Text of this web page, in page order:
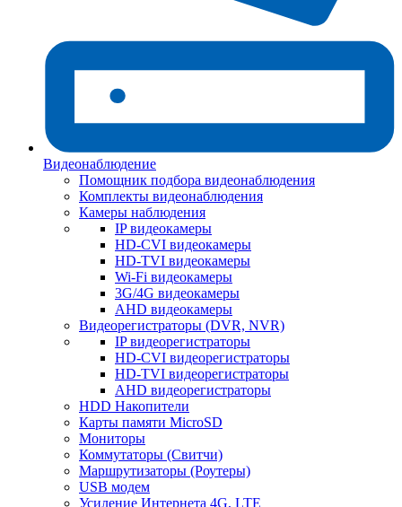
Видеонаблюдение
Помощник подбора видеонаблюдения
Комплекты видеонаблюдения
Камеры наблюдения
IP видеокамеры
HD-CVI видеокамеры
HD-TVI видеокамеры
Wi-Fi видеокамеры
3G/4G видеокамеры
AHD видеокамеры
Видеорегистраторы (DVR, NVR)
IP видеорегистраторы
HD-CVI видеорегистраторы
HD-TVI видеорегистраторы
AHD видеорегистраторы
HDD Накопители
Карты памяти MicroSD
Мониторы
Коммутаторы (Свитчи)
Маршрутизаторы (Роутеры)
USB модем
Усиление Интернета 4G, LTE